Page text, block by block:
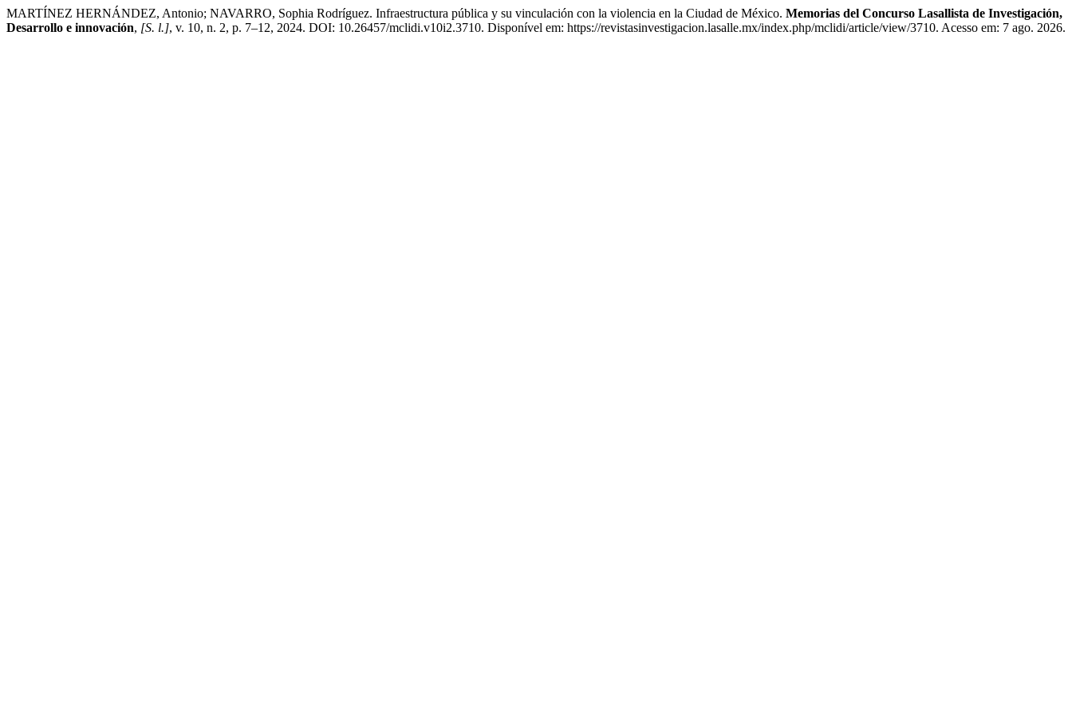
MARTÍNEZ HERNÁNDEZ, Antonio; NAVARRO, Sophia Rodríguez. Infraestructura pública y su vinculación con la violencia en la Ciudad de México. Memorias del Concurso Lasallista de Investigación,
Desarrollo e innovación, [S. l.], v. 10, n. 2, p. 7–12, 2024. DOI: 10.26457/mclidi.v10i2.3710. Disponível em: https://revistasinvestigacion.lasalle.mx/index.php/mclidi/article/view/3710. Acesso em: 7 ago. 2026.